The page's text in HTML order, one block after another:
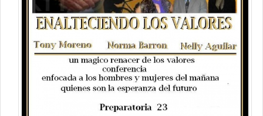
Contacto